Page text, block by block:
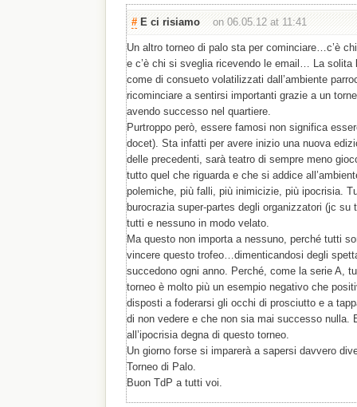
# E ci risiamo on 06.05.12 at 11:41
Un altro torneo di palo sta per cominciare…c’è
e c’è chi si sveglia ricevendo le email… La solita
come di consueto volatilizzati dall’ambiente
ricominciare a sentirsi importanti grazie a un
avendo successo nel quartiere.
Purtroppo però, essere famosi non significa
docet). Sta infatti per avere inizio una nuova
delle precedenti, sarà teatro di sempre meno
tutto quel che riguarda e che si addice
polemiche, più falli, più inimicizie, più ipocrisia.
burocrazia super-partes degli organizzatori (jc su
tutti e nessuno in modo velato.
Ma questo non importa a nessuno, perché tutti
vincere questo trofeo…dimenticandosi degli
succedono ogni anno. Perché, come la serie A,
torneo è molto più un esempio negativo che
disposti a foderarsi gli occhi di prosciutto e a
di non vedere e che non sia mai successo nulla.
all’ipocrisia degna di questo torneo.
Un giorno forse si imparerà a sapersi davvero
Torneo di Palo.
Buon TdP a tutti voi.